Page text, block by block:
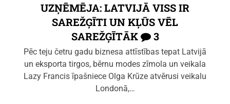
UZŅĒMĒJA: LATVIJĀ VISS IR
SAREŽĢĪTI UN KĻŪS VĒL
SAREŽĢĪTĀK
3
Pēc teju četru gadu biznesa attīstības tepat Latvijā
un eksporta tirgos, bērnu modes zīmola un veikala
Lazy Francis īpašniece Olga Krūze atvērusi veikalu
Londonā,…